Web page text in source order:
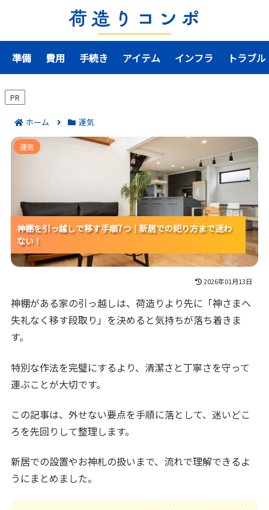
準備 費用 手続き アイテム インフラ トラブル
PR
ホーム 運気
神棚を引っ越しで移す手順7つ｜新居での祀り方まで迷
わない！
神棚を引っ越しで移す手順7つ｜新居での祀り方まで迷わ
ない！
神棚を引っ越しで移す手順7つ｜新居での祀り方まで迷わ
ない！
神棚を引っ越しで移す手順7つ｜新居での祀り方まで迷わ
ない！
運気
2026年01月13日
神棚がある家の引っ越しは、荷造りより先に「神さまへ
失礼なく移す段取り」を決めると気持ちが落ち着きま
す。
特別な作法を完璧にするより、清潔さと丁寧さを守って
運ぶことが大切です。
この記事は、外せない要点を手順に落として、迷いどこ
ろを先回りして整理します。
新居での設置やお神札の扱いまで、流れで理解できるよ
うにまとめました。